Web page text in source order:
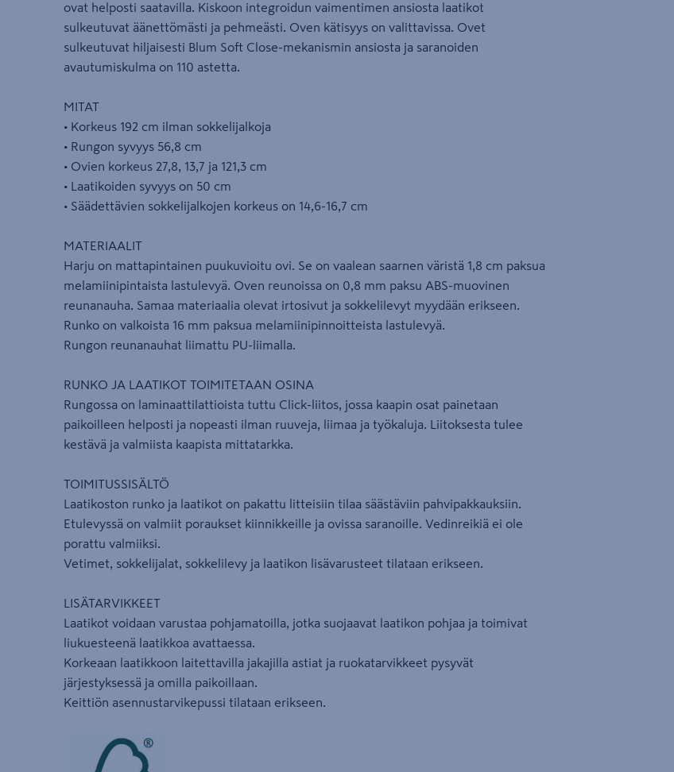
ovat helposti saatavilla. Kiskoon integroidun vaimentimen ansiosta laatikot
sulkeutuvat äänettömästi ja pehmeästi. Oven kätisyys on valittavissa. Ovet
sulkeutuvat hiljaisesti Blum Soft Close-mekanismin ansiosta ja saranoiden
avautumiskulma on 110 astetta.
MITAT
• Korkeus 192 cm ilman sokkelijalkoja
• Rungon syvyys 56,8 cm
• Ovien korkeus 27,8, 13,7 ja 121,3 cm
• Laatikoiden syvyys on 50 cm
• Säädettävien sokkelijalkojen korkeus on 14,6-16,7 cm
MATERIAALIT
Harju on mattapintainen puukuvioitu ovi. Se on vaalean saarnen väristä 1,8 cm paksua
melamiinipintaista lastulevyä. Oven reunoissa on 0,8 mm paksu ABS-muovinen
reunanauha. Samaa materiaalia olevat irtosivut ja sokkelilevyt myydään erikseen.
Runko on valkoista 16 mm paksua melamiinipinnoitteista lastulevyä.
Rungon reunanauhat liimattu PU-liimalla.
RUNKO JA LAATIKOT TOIMITETAAN OSINA
Rungossa on laminaattilattioista tuttu Click-liitos, jossa kaapin osat painetaan
paikoilleen helposti ja nopeasti ilman ruuveja, liimaa ja työkaluja. Liitoksesta tulee
kestävä ja valmiista kaapista mittatarkka.
TOIMITUSSISÄLTÖ
Laatikoston runko ja laatikot on pakattu litteisiin tilaa säästäviin pahvipakkauksiin.
Etulevyssä on valmiit poraukset kiinnikkeille ja ovissa saranoille. Vedinreikiä ei ole
porattu valmiiksi.
Vetimet, sokkelijalat, sokkelilevy ja laatikon lisävarusteet tilataan erikseen.
LISÄTARVIKKEET
Laatikot voidaan varustaa pohjamatoilla, jotka suojaavat laatikon pohjaa ja toimivat
liukuesteenä laatikkoa avattaessa.
Korkeaan laatikkoon laitettavilla jakajilla astiat ja ruokatarvikkeet pysyvät
järjestyksessä ja omilla paikoillaan.
Keittiön asennustarvikepussi tilataan erikseen.